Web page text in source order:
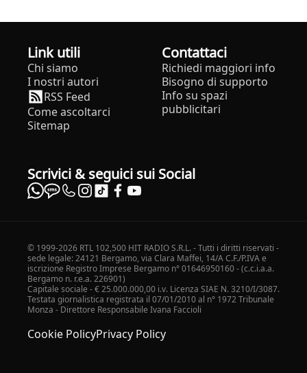
Link utili
Chi siamo
I nostri autori
RSS Feed
Come ascoltarci
Sitemap
Contattaci
Richiedi maggiori info
Bisogno di supporto
Info su spazi
pubblicitari
Scrivici & seguici sui Social
© 1999-2026 RTL 102,500 HIT RADIO S.R.L. - Tutti i diritti riservati -
sede legale: 24121 Bergamo, via Clara Maffei, 14/A C.F./P.IVA e
iscrizione Registro Imprese Bergamo n° 01646950160 - (c.c.i.a.a.
Bergamo n. r.e.a. 226901)
Capitale sociale - € 25.000.000,00 i.v. Licenza SIAE N. 3210/I/3087.
Testata giornalistica registrata il 07/01/2010 al n° 1972 Tribunale
Monza - Direttore Responsabile Ivana Faccioli
Cookie PolicyPrivacy Policy